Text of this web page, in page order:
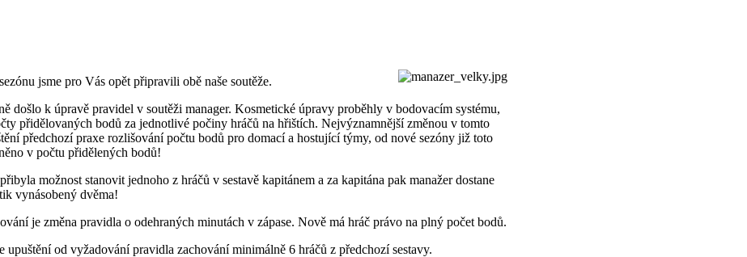
jsme pro Vás opět připravili obě naše soutěže.
došlo k úpravě pravidel v soutěži manager. Kosmetické úpravy proběhly v bodovacím systému,
přidělovaných bodů za jednotlivé počiny hráčů na hřištích. Nejvýznamnější změnou v tomto
předchozí praxe rozlišování počtu bodů pro domací a hostující týmy, od nové sezóny již toto
v počtu přidělených bodů!
možnost stanovit jednoho z hráčů v sestavě kapitánem a za kapitána pak manažer dostane
vynásobený dvěma!
je změna pravidla o odehraných minutách v zápase. Nově má hráč právo na plný počet bodů.
upuštění od vyžadování pravidla zachování minimálně 6 hráčů z předchozí sestavy.